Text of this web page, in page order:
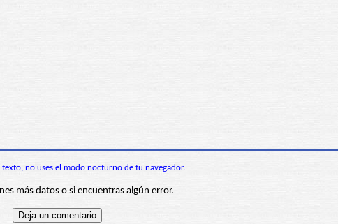
texto, no uses el modo nocturno de tu navegador.
más datos o si encuentras algún error.